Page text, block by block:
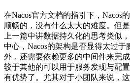
在Nacos官方文档的指引下，Nacos
顺畅的，没有什么太大的难度。但
上一篇中讲数据持久化的思考类似
中心，Nacos的架构是否显得太过于
外，还需要依赖更多的中间件来完
较于其他的可以用于服务发现与配
有优势了。尤其对于小团队来说，